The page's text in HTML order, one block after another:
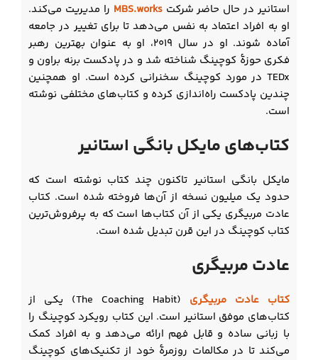
استانیر در حال حاضر شرکتMBS.works را مدیریت می‌کند.
او به افراد اعتماد به نفس می‌دهد تا برای تغییر در جامعه
آماده شوند. او در سال ۲۰۱۹، او به عنوان بهترین رهبر
فکری حوزۀ کوچینگ شناخته شد و در پادکست برنه براون و
TEDx در مورد کوچینگ سخنرانی کرده است. او همچنین
چندین پادکست راه‌اندازی کرده و کتاب‌های مختلفی نوشته
است.
کتاب‌های مایکل بانگی استانیر
مایکل بانگی استانیر تاکنون چند کتاب نوشته است که
حدود یک میلیون نسخه از آن‌ها فروخته شده است. کتاب
عادت مربیگری یکی از آن کتاب‌ها است که به پرفروش‌ترین
کتاب کوچینگ در این قرن تبدیل شده است.
عادت مربیگری
کتاب عادت مربیگری
(The Coaching Habit) یکی از
کتاب‌های موفق استانیر است. این کتاب رویکرد کوچینگ را
با زبانی ساده و قابل فهم ارائه می‌دهد و به افراد کمک
می‌کند تا در مکالمات روزمرۀ خود از تکنیک‌های کوچینگ